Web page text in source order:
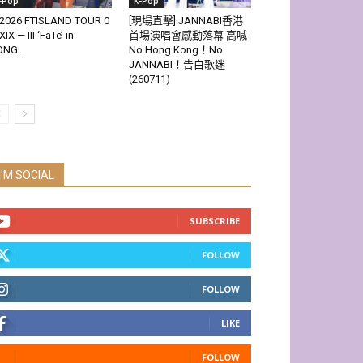
2026 FTISLAND TOUR 0
— III ‘FaTe’ in
[現場直擊] JANNABI香港
首場演唱會感動落幕 高喊
No Hong Kong！No
JANNABI！告白歌迷
(260711)
I'M SOCIAL
SUBSCRIBE
FOLLOW
FOLLOW
LIKE
FOLLOW